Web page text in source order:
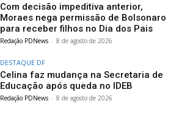
Com decisão impeditiva anterior,
Moraes nega permissão de Bolsonaro
para receber filhos no Dia dos Pais
Redação PDNews - 8 de agosto de 2026
DESTAQUE DF
Celina faz mudança na Secretaria de
Educação após queda no IDEB
Redação PDNews - 8 de agosto de 2026